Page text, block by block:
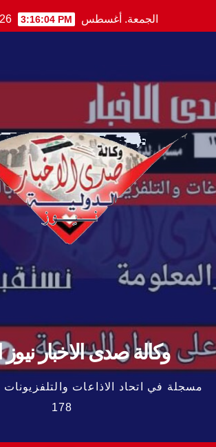
to
الجمعة. أغسطس 7th, 2026 3:16:05 PM
وكالة صدى الاخبار نيوز
مسجلة في اتحاد الاذاعات والتلفزيونات
178